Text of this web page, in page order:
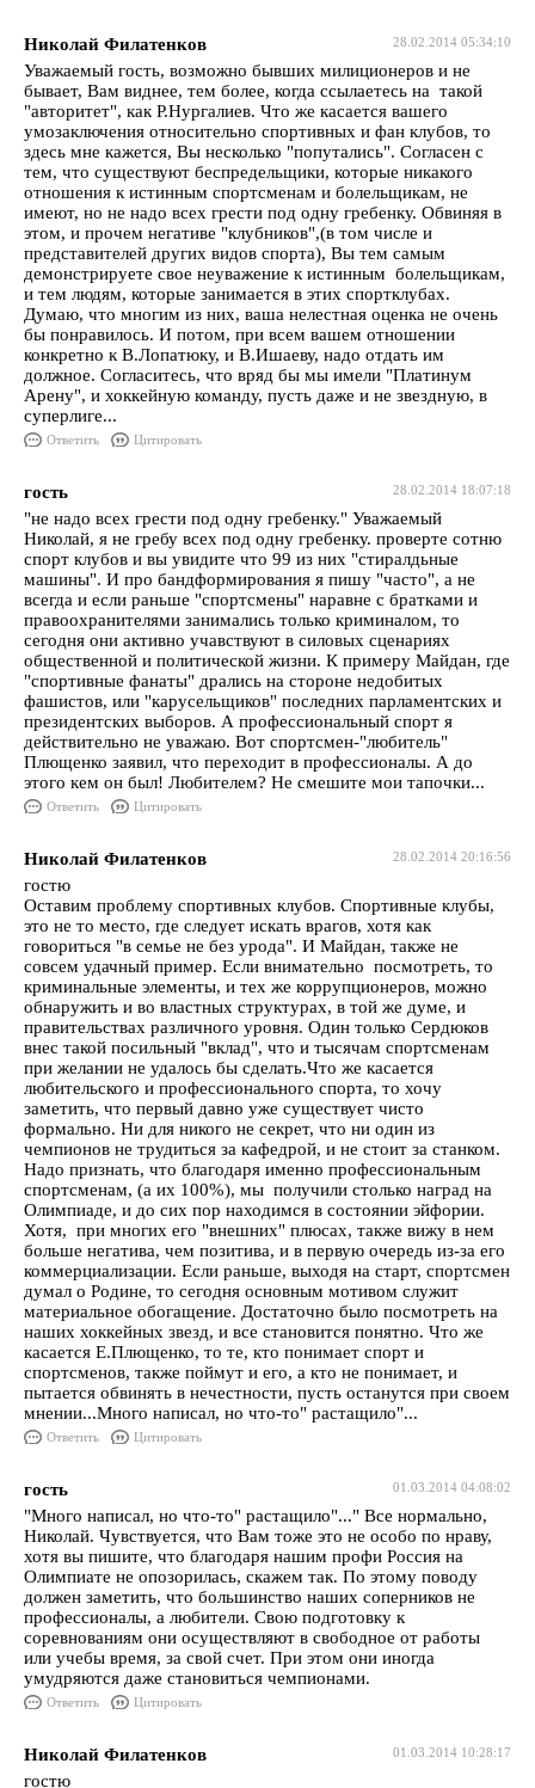
28.02.2014 05:34:10
Николай Филатенков
Уважаемый гость, возможно бывших милиционеров и не
бывает, Вам виднее, тем более, когда ссылаетесь на такой
"авторитет", как Р.Нургалиев. Что же касается вашего
умозаключения относительно спортивных и фан клубов, то
здесь мне кажется, Вы несколько "попутались". Согласен с
тем, что существуют беспредельщики, которые никакого
отношения к истинным спортсменам и болельщикам, не
имеют, но не надо всех грести под одну гребенку. Обвиняя в
этом, и прочем негативе "клубников",(в том числе и
представителей других видов спорта), Вы тем самым
демонстрируете свое неуважение к истинным болельщикам,
и тем людям, которые занимается в этих спортклубах.
Думаю, что многим из них, ваша нелестная оценка не очень
бы понравилось. И потом, при всем вашем отношении
конкретно к В.Лопатюку, и В.Ишаеву, надо отдать им
должное. Согласитесь, что вряд бы мы имели "Платинум
Арену", и хоккейную команду, пусть даже и не звездную, в
суперлиге...
Ответить Цитировать
28.02.2014 18:07:18
гость
"не надо всех грести под одну гребенку." Уважаемый
Николай, я не гребу всех под одну гребенку. проверте сотню
спорт клубов и вы увидите что 99 из них "стиралдьные
машины". И про бандформирования я пишу "часто", а не
всегда и если раньше "спортсмены" наравне с братками и
правоохранителями занимались только криминалом, то
сегодня они активно учавствуют в силовых сценариях
общественной и политической жизни. К примеру Майдан, где
"спортивные фанаты" дрались на стороне недобитых
фашистов, или "карусельщиков" последних парламентских и
президентских выборов. А профессиональный спорт я
действительно не уважаю. Вот спортсмен-"любитель"
Плющенко заявил, что переходит в профессионалы. А до
этого кем он был! Любителем? Не смешите мои тапочки...
Ответить Цитировать
28.02.2014 20:16:56
Николай Филатенков
гостю
Оставим проблему спортивных клубов. Спортивные клубы,
это не то место, где следует искать врагов, хотя как
говориться "в семье не без урода". И Майдан, также не
совсем удачный пример. Если внимательно посмотреть, то
криминальные элементы, и тех же коррупционеров, можно
обнаружить и во властных структурах, в той же думе, и
правительствах различного уровня. Один только Сердюков
внес такой посильный "вклад", что и тысячам спортсменам
при желании не удалось бы сделать.Что же касается
любительского и профессионального спорта, то хочу
заметить, что первый давно уже существует чисто
формально. Ни для никого не секрет, что ни один из
чемпионов не трудиться за кафедрой, и не стоит за станком.
Надо признать, что благодаря именно профессиональным
спортсменам, (а их 100%), мы получили столько наград на
Олимпиаде, и до сих пор находимся в состоянии эйфории.
Хотя, при многих его "внешних" плюсах, также вижу в нем
больше негатива, чем позитива, и в первую очередь из-за его
коммерциализации. Если раньше, выходя на старт, спортсмен
думал о Родине, то сегодня основным мотивом служит
материальное обогащение. Достаточно было посмотреть на
наших хоккейных звезд, и все становится понятно. Что же
касается Е.Плющенко, то те, кто понимает спорт и
спортсменов, также поймут и его, а кто не понимает, и
пытается обвинять в нечестности, пусть останутся при своем
мнении...Много написал, но что-то" растащило"...
Ответить Цитировать
01.03.2014 04:08:02
гость
"Много написал, но что-то" растащило"..." Все нормально,
Николай. Чувствуется, что Вам тоже это не особо по нраву,
хотя вы пишите, что благодаря нашим профи Россия на
Олимпиате не опозорилась, скажем так. По этому поводу
должен заметить, что большинство наших соперников не
профессионалы, а любители. Свою подготовку к
соревнованиям они осуществляют в свободное от работы
или учебы время, за свой счет. При этом они иногда
умудряются даже становиться чемпионами.
Ответить Цитировать
01.03.2014 10:28:17
Николай Филатенков
гостю